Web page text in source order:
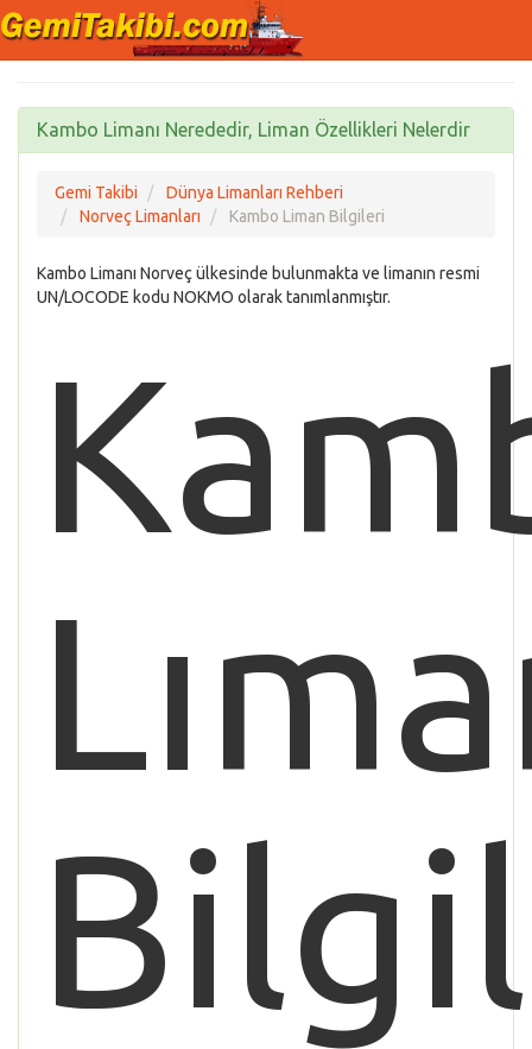
Kambo Limanı Nerededir, Liman Özellikleri Nelerdir
Gemi Takibi
Dünya Limanları Rehberi
Norveç Limanları
Kambo Liman Bilgileri
Kambo Limanı Norveç ülkesinde bulunmakta ve limanın resmi
UN/LOCODE kodu NOKMO olarak tanımlanmıştır.